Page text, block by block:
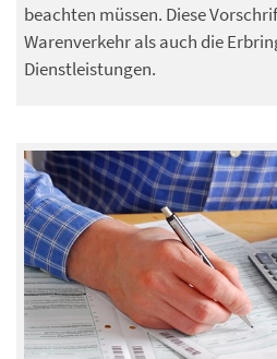
beachten müssen. Diese
Warenverkehr als auch die
Dienstleistungen.